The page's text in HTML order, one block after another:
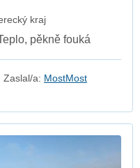
kraj
pěkně fouká
Zaslal/a: MostMost